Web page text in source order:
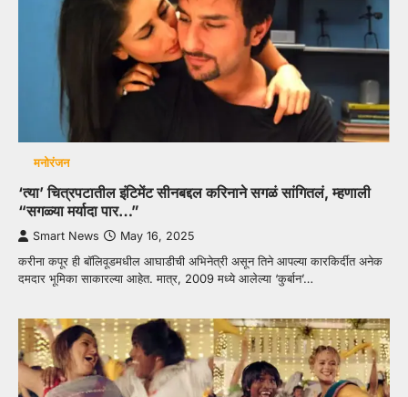
मनोरंजन
‘त्या’ चित्रपटातील इंटिमेंट सीनबद्दल करिनाने सगळं सांगितलं, म्हणाली
“सगळ्या मर्यादा पार…”
Smart News May 16, 2025
करीना कपूर ही बॉलिवूडमधील आघाडीची अभिनेत्री असून तिने आपल्या कारकिर्दीत अनेक
दमदार भूमिका साकारल्या आहेत. मात्र, 2009 मध्ये आलेल्या ‘कुर्बान’…